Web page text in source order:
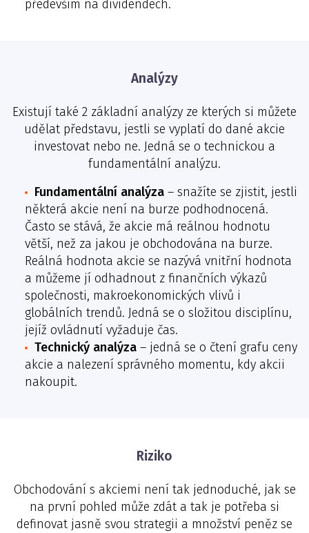
především na dividendech.
Analýzy
Existují také 2 základní analýzy ze kterých si můžete
udělat představu, jestli se vyplatí do dané akcie
investovat nebo ne. Jedná se o technickou a
fundamentální analýzu.
Fundamentální analýza – snažíte se zjistit, jestli
některá akcie není na burze podhodnocená.
Často se stává, že akcie má reálnou hodnotu
větší, než za jakou je obchodována na burze.
Reálná hodnota akcie se nazývá vnitřní hodnota
a můžeme jí odhadnout z finančních výkazů
společnosti, makroekonomických vlivů i
globálních trendů. Jedná se o složitou disciplínu,
jejíž ovládnutí vyžaduje čas.
Technický analýza – jedná se o čtení grafu ceny
akcie a nalezení správného momentu, kdy akcii
nakoupit.
Riziko
Obchodování s akciemi není tak jednoduché, jak se
na první pohled může zdát a tak je potřeba si
definovat jasně svou strategii a množství peněz se